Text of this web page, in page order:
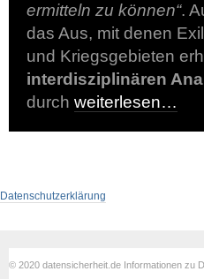
ermitteln zu können“.
das Aus, mit denen
und Kriegsgebieten
interdisziplinären
durch weiterlesen…
Datenschutzerklärung
© 2020 datensicherheit.de Informationen zu